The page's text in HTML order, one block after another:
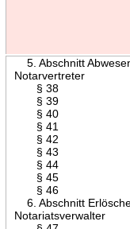
5. Abschnitt
Notarvertreter
§ 38
§ 39
§ 40
§ 41
§ 42
§ 43
§ 44
§ 45
§ 46
6. Abschnitt
Notariatsverwalter